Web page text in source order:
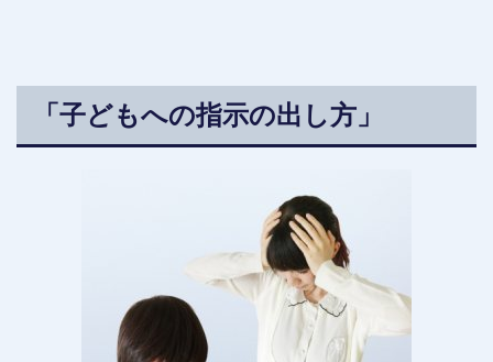
「子どもへの指示の出し方」